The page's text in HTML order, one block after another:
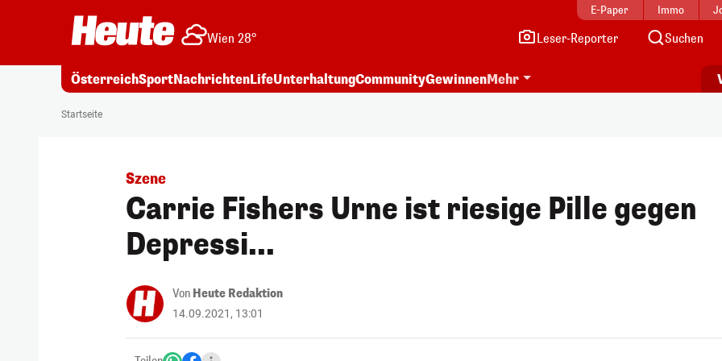
E-Paper Immo
Wien 28° Leser-Reporter Suchen
ÖsterreichSportNachrichtenLifeUnterhaltungCommunityGewinnenMehr
Startseite
Szene
Carrie Fishers Urne ist riesige Pille gegen
Depressi...
Von Heute Redaktion
14.09.2021, 13:01